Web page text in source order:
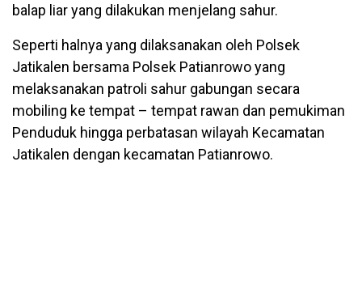
balap liar yang dilakukan menjelang sahur.
Seperti halnya yang dilaksanakan oleh Polsek
Jatikalen bersama Polsek Patianrowo yang
melaksanakan patroli sahur gabungan secara
mobiling ke tempat – tempat rawan dan pemukiman
Penduduk hingga perbatasan wilayah Kecamatan
Jatikalen dengan kecamatan Patianrowo.